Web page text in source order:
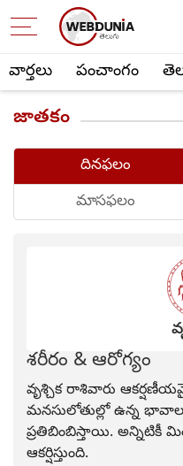
వార్తలు పంచాంగం
జాతకం
దినఫలం
మాసఫలం
శరీరం & ఆరోగ్యం
వృశ్చిక రాశివారు
మనసులోతుల్లో ఉన్న
ప్రతిబింబిస్తాయి. అన్నిటికీ
ఆకర్షిస్తుంది.